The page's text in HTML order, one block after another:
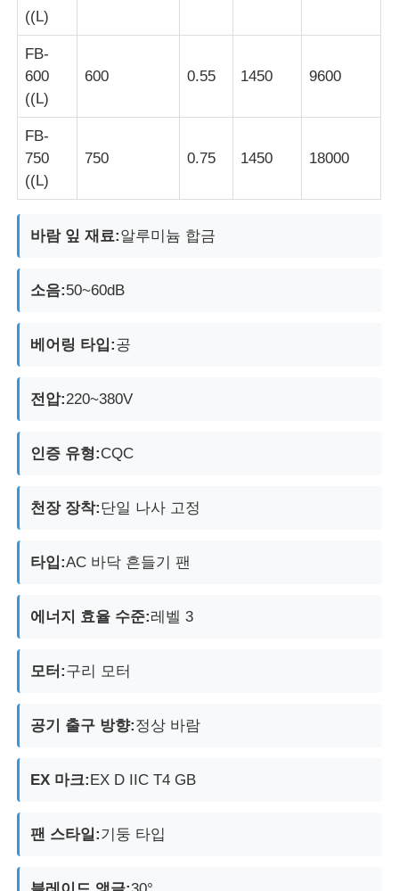
공장 투어
품질 관리
연락처
방폭 경보 광
폭발 방지 팬
방폭 박스
방폭 스위치
폭발 방지 케이블 간질
방폭 플러그와 소켓
((L)
FB-
600
((L)
600 0.55 1450 9600
FB-
750
((L)
750 0.75 1450 18000
바람 잎 재료:알루미늄 합금
소음:50~60dB
베어링 타입:공
전압:220~380V
인증 유형:CQC
천장 장착:단일 나사 고정
타입:AC 바닥 흔들기 팬
에너지 효율 수준:레벨 3
모터:구리 모터
공기 출구 방향:정상 바람
EX 마크:EX D IIC T4 GB
팬 스타일:기둥 타입